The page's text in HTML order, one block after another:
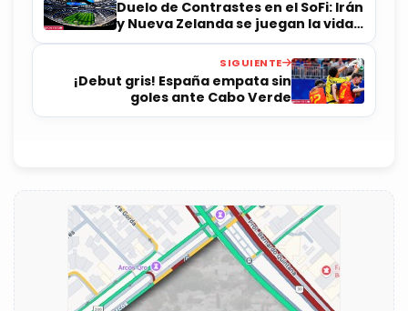
Duelo de Contrastes en el SoFi: Irán
y Nueva Zelanda se juegan la vida
en la carrera por el Grupo G
SIGUIENTE
¡Debut gris! España empata sin
goles ante Cabo Verde